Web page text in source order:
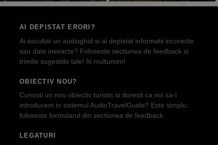
AI DEPISTAT ERORI?
Ai ascultat un audioghid si ai depistat informatii incorecte
sau date inexacte? Foloseste sectiunea de feedback si
trimite sugestiile tale! Iti multumim!
OBIECTIV NOU?
Cunosti un nou obiectiv turistic si doresti ca noi sa-l
introducem in sistemul AudioTravelGuide? Este simplu:
foloseste formularul din sectiunea de feedback.
LEGATURI